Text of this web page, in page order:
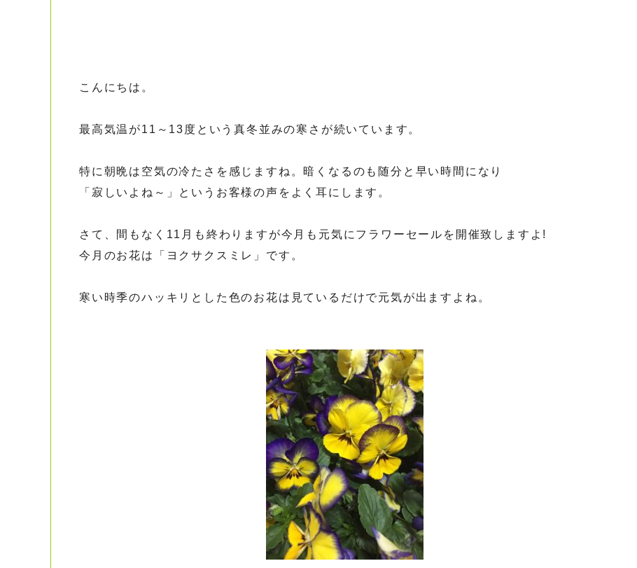
こんにちは。
最高気温が11～13度という真冬並みの寒さが続いています。
特に朝晩は空気の冷たさを感じますね。暗くなるのも随分と早い時間になり
「寂しいよね～」というお客様の声をよく耳にします。
さて、間もなく11月も終わりますが今月も元気にフラワーセールを開催致しますよ!
今月のお花は「ヨクサクスミレ」です。
寒い時季のハッキリとした色のお花は見ているだけで元気が出ますよね。